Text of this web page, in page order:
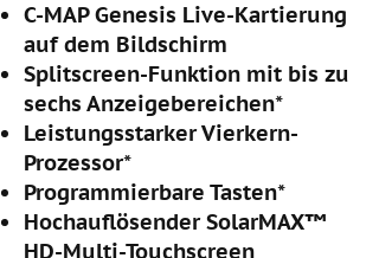
C-MAP Genesis Live-Kartierung
auf dem Bildschirm
Splitscreen-Funktion mit bis zu
sechs Anzeigebereichen*
Leistungsstarker Vierkern-
Prozessor*
Programmierbare Tasten*
Hochauflösender SolarMAX™
HD-Multi-Touchscreen